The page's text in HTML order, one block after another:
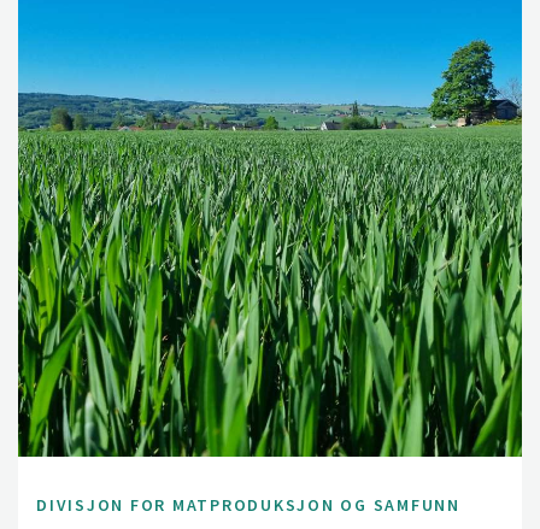
DIVISJON FOR MATPRODUKSJON OG SAMFUNN